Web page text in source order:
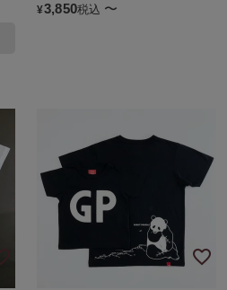
¥3,850税込 〜